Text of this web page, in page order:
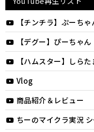
【チンチラ】ぷーちゃ
【デグー】ぴーちゃん
【ハムスター】しら
Vlog
商品紹介＆レビュー
ちーのマイクラ実況